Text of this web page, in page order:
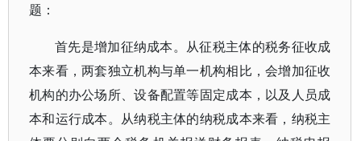
题：
首先是增加征纳成本。从征税主体的税务征收成
本来看，两套独立机构与单一机构相比，会增加征收
机构的办公场所、设备配置等固定成本，以及人员成
本和运行成本。从纳税主体的纳税成本来看，纳税主